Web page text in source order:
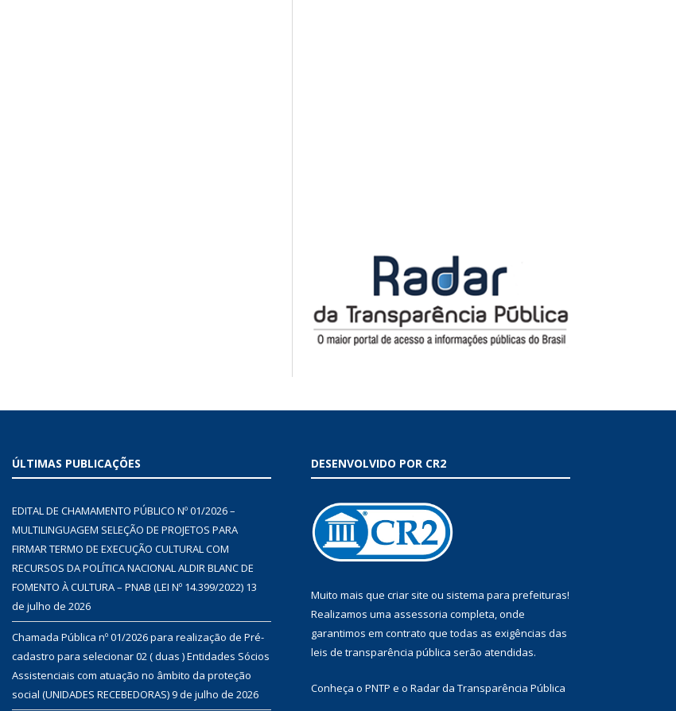
ÚLTIMAS PUBLICAÇÕES
EDITAL DE CHAMAMENTO PÚBLICO Nº 01/2026 –
MULTILINGUAGEM SELEÇÃO DE PROJETOS PARA
FIRMAR TERMO DE EXECUÇÃO CULTURAL COM
RECURSOS DA POLÍTICA NACIONAL ALDIR BLANC DE
FOMENTO À CULTURA – PNAB (LEI Nº 14.399/2022) 13
de julho de 2026
Chamada Pública nº 01/2026 para realização de Pré-
cadastro para selecionar 02 ( duas ) Entidades Sócios
Assistenciais com atuação no âmbito da proteção
social (UNIDADES RECEBEDORAS)9 de julho de 2026
DESENVOLVIDO POR CR2
Muito mais que criar site ou sistema para prefeituras!
Realizamos uma assessoria completa, onde
garantimos em contrato que todas as exigências das
leis de transparência pública serão atendidas.
Conheça o PNTP e o Radar da Transparência Pública